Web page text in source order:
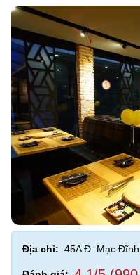
Địa chỉ: 45A Đ. Mạc